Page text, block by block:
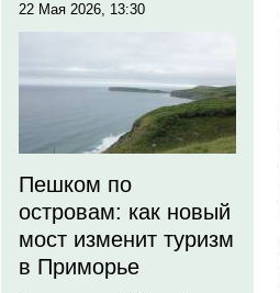
22 Мая 2026, 13:30
Пешком по
островам: как новый
мост изменит туризм
в Приморье